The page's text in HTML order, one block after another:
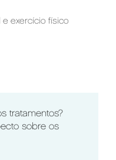
e exercício físico
tratamentos?
sobre os